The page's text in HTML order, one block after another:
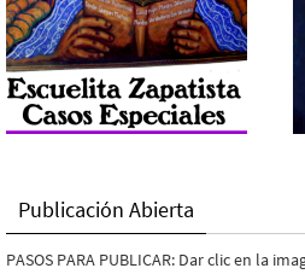
Publicación Abierta
PASOS PARA PUBLICAR: Dar clic en la